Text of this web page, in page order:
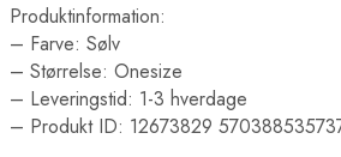
Produktinformation:
– Farve: Sølv
– Størrelse: Onesize
– Leveringstid: 1-3 hverdage
– Produkt ID: 12673829